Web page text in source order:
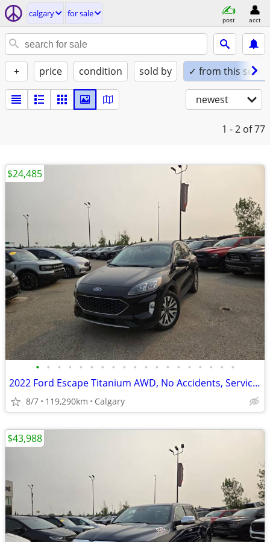
calgary for sale
post acct
+ price condition sold by ✓ from this seller
newest
1 - 2 of 77
• • • • • • • • • • • • • • • • • • •
2022 Ford Escape Titanium AWD, No Accidents, Service History #11176
8/7 119,290km Calgary
$24,485
$43,988